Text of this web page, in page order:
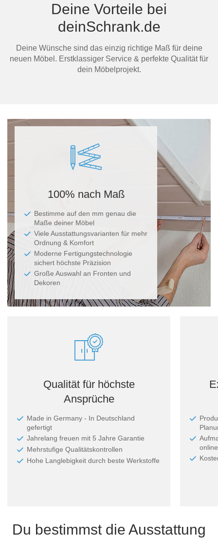
Deine Vorteile bei
deinSchrank.de
Deine Wünsche sind das einzig richtige Maß für deine
neuen Möbel. Erstklassiger Service & perfekte Qualität für
dein Möbelprojekt.
100% nach Maß
Bestimme auf den mm genau die
Maße deiner Möbel
Viele Ausstattungsvarianten für mehr
Ordnung & Komfort
Moderne Fertigungstechnologie
sichert höchste Präzision
Große Auswahl an Fronten und
Dekoren
Qualität für höchste
Ansprüche
Made in Germany - In Deutschland
gefertigt
Jahrelang freuen mit 5 Jahre Garantie
Mehrstufige Qualitätskontrollen
Hohe Langlebigkeit durch beste Werkstoffe
Du bestimmst die Ausstattung